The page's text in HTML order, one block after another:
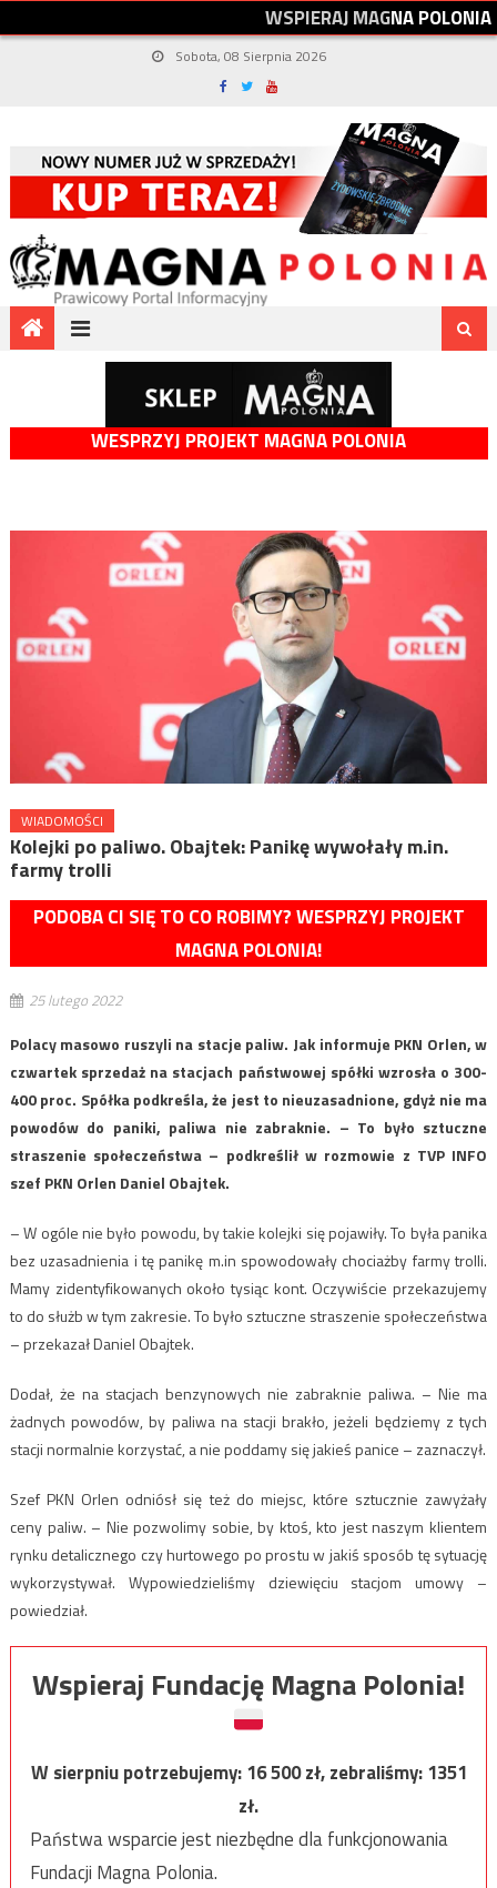
WSPIERAJMAGNAPOLONIA
Sobota, 08 Sierpnia 2026
WESPRZYJ PROJEKT MAGNA POLONIA
WIADOMOŚCI
Kolejki po paliwo. Obajtek: Panikę wywołały m.in.
farmy trolli
PODOBA CI SIĘ TO CO ROBIMY? WESPRZYJ PROJEKT
MAGNA POLONIA!
25 lutego 2022
Polacy masowo ruszyli na stacje paliw. Jak informuje PKN Orlen, w
czwartek sprzedaż na stacjach państwowej spółki wzrosła o 300-
400 proc. Spółka podkreśla, że jest to nieuzasadnione, gdyż nie ma
powodów do paniki, paliwa nie zabraknie. – To było sztuczne
straszenie społeczeństwa – podkreślił w rozmowie z TVP INFO
szef PKN Orlen Daniel Obajtek.
– W ogóle nie było powodu, by takie kolejki się pojawiły. To była panika
bez uzasadnienia i tę panikę m.in spowodowały chociażby farmy trolli.
Mamy zidentyfikowanych około tysiąc kont. Oczywiście przekazujemy
to do służb w tym zakresie. To było sztuczne straszenie społeczeństwa
– przekazał Daniel Obajtek.
Dodał, że na stacjach benzynowych nie zabraknie paliwa. – Nie ma
żadnych powodów, by paliwa na stacji brakło, jeżeli będziemy z tych
stacji normalnie korzystać, a nie poddamy się jakieś panice – zaznaczył.
Szef PKN Orlen odniósł się też do miejsc, które sztucznie zawyżały
ceny paliw. – Nie pozwolimy sobie, by ktoś, kto jest naszym klientem
rynku detalicznego czy hurtowego po prostu w jakiś sposób tę sytuację
wykorzystywał. Wypowiedzieliśmy dziewięciu stacjom umowy –
powiedział.
Wspieraj Fundację Magna Polonia!
W sierpniu potrzebujemy:16 500zł, zebraliśmy:1351
zł.
Państwa wsparcie jest niezbędne dla funkcjonowania
Fundacji Magna Polonia.